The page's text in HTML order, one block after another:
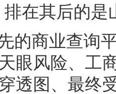
在其后的
的商业查询
眼风险、工
透图、最终